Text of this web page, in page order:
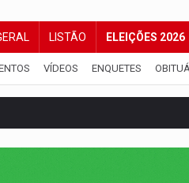
LISTÃO ELEIÇÕES 2026
VÍDEOS ENQUETES
Espaço Alternativo
Único nos Cras de PVH